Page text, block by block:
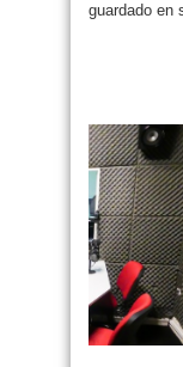
guardado en